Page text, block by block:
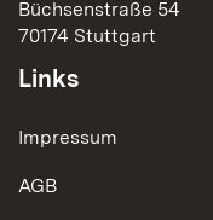
Büchsenstraße 54
70174 Stuttgart
Links
Impressum
AGB